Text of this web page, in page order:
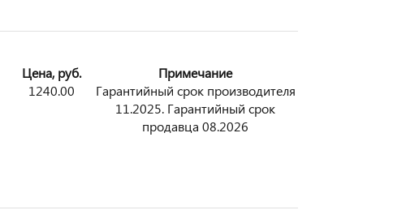
Цена, руб.
1240.00
Примечание
Гарантийный срок производителя
11.2025. Гарантийный срок
продавца 08.2026